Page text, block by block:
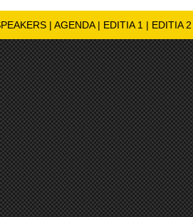
| AGENDA| EDITIA 1 | EDITIA 2